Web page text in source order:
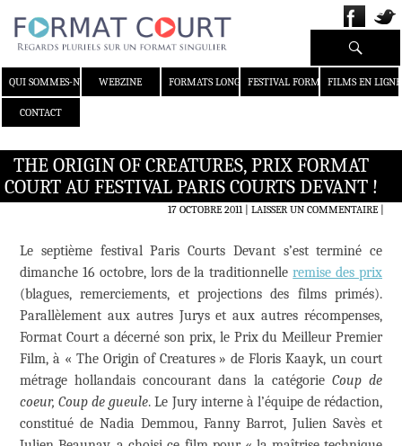
QUI SOMMES-NOUS ?WEBZINE FORMATS LONGS FESTIVAL FORMAT COURT
FILMS EN LIGNE
CONTACT
Recherche
THE ORIGIN OF CREATURES, PRIX FORMAT
COURT AU FESTIVAL PARIS COURTS DEVANT !
17 OCTOBRE 2011 LAISSER UN COMMENTAIRE|
Le septième festival Paris Courts Devant s’est terminé ce
dimanche 16 octobre, lors de la traditionnelleremise des prix
(blagues, remerciements, et projections des films primés).
Parallèlement aux autres Jurys et aux autres récompenses,
Format Court a décerné son prix, le Prix du Meilleur Premier
Film, à « The Origin of Creatures » de Floris Kaayk, un court
métrage hollandais concourant dans la catégorie Coup de
coeur, Coup de gueule. Le Jury interne à l’équipe de rédaction,
constitué de Nadia Demmou, Fanny Barrot, Julien Savès et